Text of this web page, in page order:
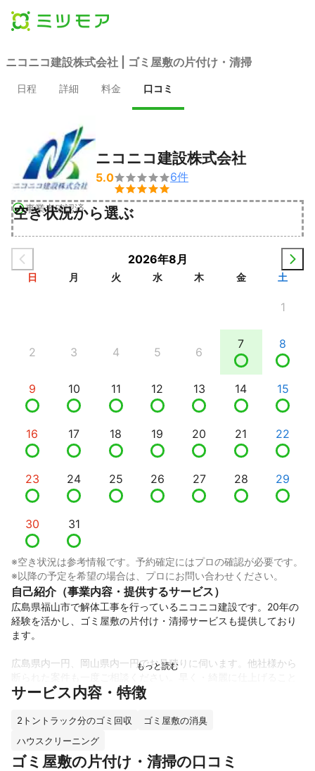
ニコニコ建設株式会社 | ゴミ屋敷の片付け・清掃
日程 詳細 料金 口コミ
事業者確認済
ニコニコ建設株式会社
5.0

6件
空き状況から選ぶ
2026年8月
日 月 火 水 木 金 土
1
2 3 4 5 6
7 8
9 10 11 12 13 14 15
16 17 18 19 20 21 22
23 24 25 26 27 28 29
30 31
※空き状況は参考情報です。予約確定にはプロの確認が必要です。
※以降の予定を希望の場合は、プロにお問い合わせください。
自己紹介（事業内容・提供するサービス）
広島県福山市で解体工事を行っているニコニコ建設です。20年の
経験を活かし、ゴミ屋敷の片付け・清掃サービスも提供しており
ます。
広島県内一円、岡山県内一円でお見積りに伺います。他社様から
を得意としており、仕上がりの美しさには自信があります。
ゴミ屋敷の片付けでは、2トントラック分のゴミ回収に対応してお
ニングまで一貫して対応することで、お客様の負担を軽減いたし
ます。
サービス内容・特徴
2トントラック分のゴミ回収
ゴミ屋敷の消臭
ハウスクリーニング
ゴミ屋敷の片付け・清掃の口コミ